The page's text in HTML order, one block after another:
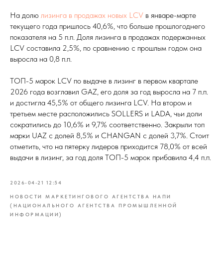
На долю лизинга в продажах новых LCV в январе-марте
текущего года пришлось 40,6%, что больше прошлогоднего
показателя на 5 п.п. Доля лизинга в продажах подержанных
LCV составила 2,5%, по сравнению с прошлым годом она
выросла на 0,8 п.п.
ТОП-5 марок LCV по выдаче в лизинг в первом квартале
2026 года возглавил GAZ, его доля за год выросла на 7 п.п.
и достигла 45,5% от общего лизинга LCV. На втором и
третьем месте расположились SOLLERS и LADA, чьи доли
сократились до 10,6% и 9,7% соответственно. Закрыли топ
марки UAZ с долей 8,5% и CHANGAN с долей 3,7%. Стоит
отметить, что на пятерку лидеров приходится 78,0% от всей
выдачи в лизинг, за год доля ТОП-5 марок прибавила 4,4 п.п.
2026-04-21 12:54
НОВОСТИ МАРКЕТИНГОВОГО АГЕНТСТВА НАПИ
(НАЦИОНАЛЬНОГО АГЕНТСТВА ПРОМЫШЛЕННОЙ
ИНФОРМАЦИИ)